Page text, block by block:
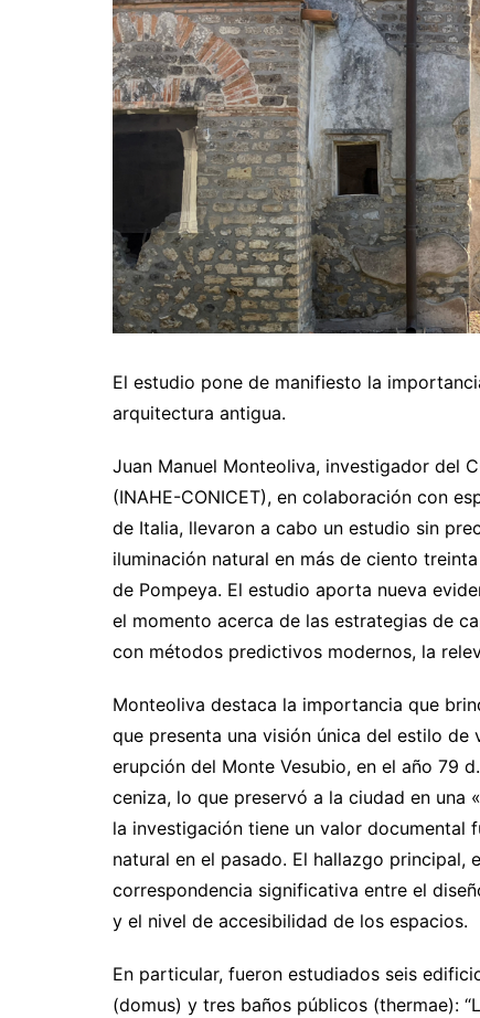
El estudio pone de manifiesto la
arquitectura antigua.
Juan Manuel Monteoliva, investigador del
(INAHE-CONICET), en colaboración con
de Italia, llevaron a cabo un estudio sin
iluminación natural en más de ciento
de Pompeya. El estudio aporta nueva
el momento acerca de las estrategias de
con métodos predictivos modernos, la
Monteoliva destaca la importancia que
que presenta una visión única del estilo
erupción del Monte Vesubio, en el año 79
ceniza, lo que preservó a la ciudad en una
la investigación tiene un valor documental
natural en el pasado. El hallazgo principal,
correspondencia significativa entre el
y el nivel de accesibilidad de los espacios.
En particular, fueron estudiados seis
(domus) y tres baños públicos (thermae):